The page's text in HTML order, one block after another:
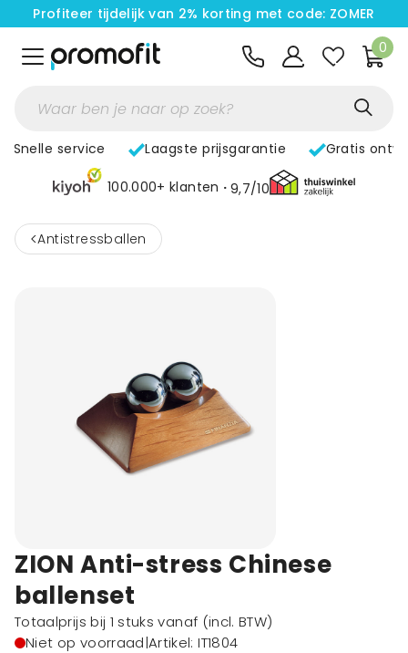
Profiteer tijdelijk van 2% korting met code: ZOMER
0
Snelle service Laagste prijsgarantie Gratis
100.000+ klanten 9,7/10
< Antistressballen
ZION Anti-stress Chinese
ballenset
Totaalprijs bij 1 stuks vanaf (incl. BTW)
Niet op voorraad|Artikel: IT1804